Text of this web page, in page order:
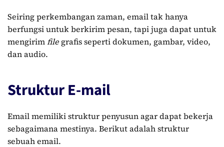
Seiring perkembangan zaman, email tak hanya
berfungsi untuk berkirim pesan, tapi juga dapat untuk
mengirimfile grafis seperti dokumen, gambar, video,
dan audio.
Struktur E-mail
Email memiliki struktur penyusun agar dapat bekerja
sebagaimana mestinya. Berikut adalah struktur
sebuah email.